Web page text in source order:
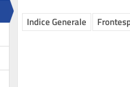
Indice Generale